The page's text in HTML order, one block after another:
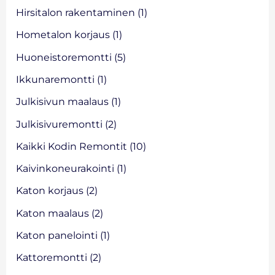
rHirsitalon rakentaminen (1)
Hometalon korjaus (1)
Huoneistoremontti (5)
Ikkunaremontti (1)
Julkisivun maalaus (1)
Julkisivuremontti (2)
Kaikki Kodin Remontit (10)
Kaivinkoneurakointi (1)
Katon korjaus (2)
Katon maalaus (2)
Katon panelointi (1)
Kattoremontti (2)